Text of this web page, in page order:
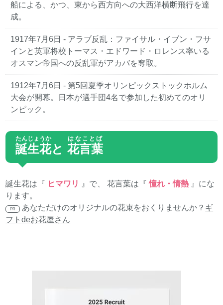
船による、かつ、東から西方向への大西洋横断飛行を達
成。
1917年7月6日 - アラブ反乱：ファイサル・イブン・フサ
インと英軍将校トーマス・エドワード・ロレンス率いる
オスマン帝国への反乱軍がアカバを奪取。
1912年7月6日 - 第5回夏季オリンピックストックホルム
大会が開幕。日本が選手団4名で参加した初めてのオリ
ンピック。
誕生花
たんじょうか
と花言葉
はなことば
誕生花は『 ヒマワリ 』で、 花言葉は『憧れ・情熱 』にな
ります。
PR あなただけのオリジナルの花束をおくりませんか？ ギ
フトdeお花屋さん